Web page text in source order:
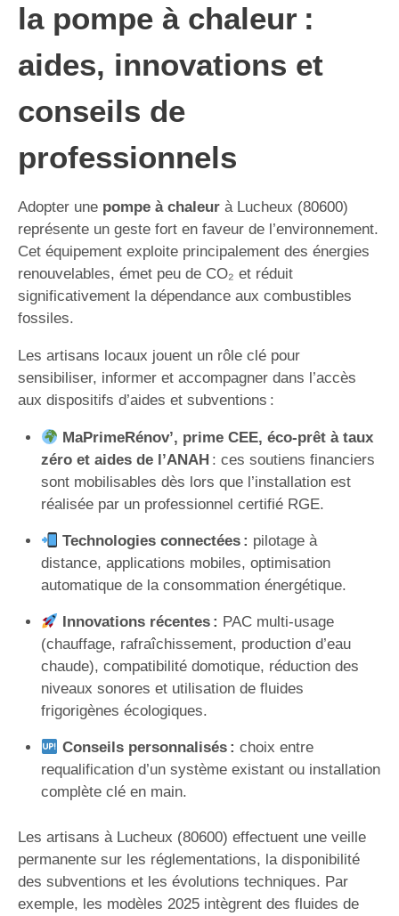
la pompe à chaleur :
aides, innovations et
conseils de
professionnels
Adopter une pompe à chaleur à Lucheux (80600)
représente un geste fort en faveur de l’environnement.
Cet équipement exploite principalement des énergies
renouvelables, émet peu de CO₂ et réduit
significativement la dépendance aux combustibles
fossiles.
Les artisans locaux jouent un rôle clé pour
sensibiliser, informer et accompagner dans l’accès
aux dispositifs d’aides et subventions :
MaPrimeRénov’, prime CEE, éco-prêt à taux
zéro et aides de l’ANAH : ces soutiens financiers
sont mobilisables dès lors que l’installation est
réalisée par un professionnel certifié RGE.
Technologies connectées : pilotage à
distance, applications mobiles, optimisation
automatique de la consommation énergétique.
Innovations récentes : PAC multi-usage
(chauffage, rafraîchissement, production d’eau
chaude), compatibilité domotique, réduction des
niveaux sonores et utilisation de fluides
frigorigènes écologiques.
Conseils personnalisés : choix entre
requalification d’un système existant ou installation
complète clé en main.
Les artisans à Lucheux (80600) effectuent une veille
permanente sur les réglementations, la disponibilité
des subventions et les évolutions techniques. Par
exemple, les modèles 2025 intègrent des fluides de